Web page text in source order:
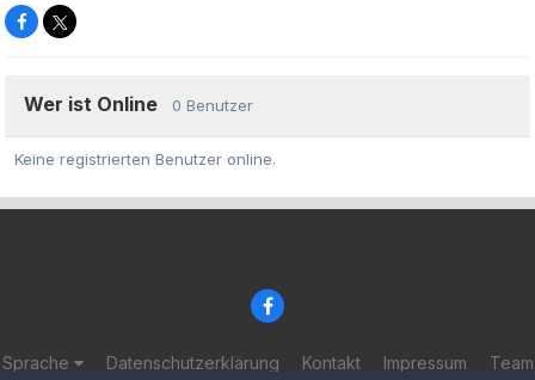
Wer ist Online 0 Benutzer
Keine registrierten Benutzer online.
Sprache Datenschutzerklärung Kontakt Impressum Team